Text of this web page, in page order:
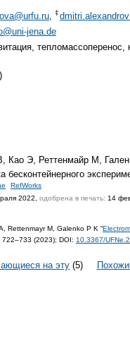
, ‡
jena.de
тепломассоперенос,
)
Као Э, Реттенмайр М,
беcконтейнерного
RefWorks
2022, одобрена в печать: 14
Rettenmayr M, Galenko P K “
722–733 (2023); DOI: 10.3367/
на эту (5)